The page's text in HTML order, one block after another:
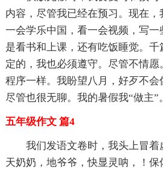
内容，尽管我已经在预习。现在
一会学乐中国，看一会视频，写
是看书和上课，还有吃饭睡觉。
定的，我也必须遵守。尽管不情
程序一样。我盼望八月，好歹不会
尽管也很无聊。我的暑假我“做主”。
五年级作文 篇4
我们发语文卷时，我头上冒着
天奶奶，地爷爷，快显灵呐，！